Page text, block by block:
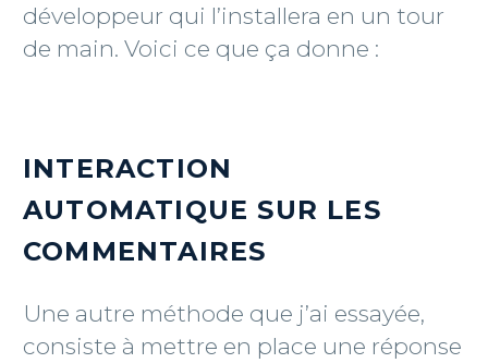
développeur qui l’installera en un tour
de main. Voici ce que ça donne :
INTERACTION
AUTOMATIQUE SUR LES
COMMENTAIRES
Une autre méthode que j’ai essayée,
consiste à mettre en place une réponse